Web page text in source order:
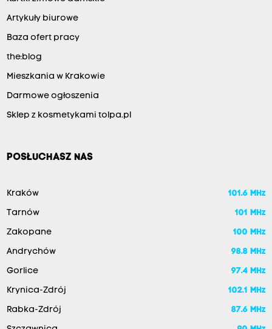
Artykuły biurowe
Baza ofert pracy
the:blog
Mieszkania w Krakowie
Darmowe ogłoszenia
Sklep z kosmetykami tolpa.pl
POSŁUCHASZ NAS
Kraków 101.6 MHz
Tarnów 101 MHz
Zakopane 100 MHz
Andrychów 98.8 MHz
Gorlice 97.4 MHz
Krynica-Zdrój 102.1 MHz
Rabka-Zdrój 87.6 MHz